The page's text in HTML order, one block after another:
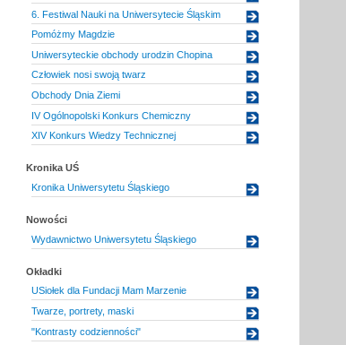
6. Festiwal Nauki na Uniwersytecie Śląskim
Pomóżmy Magdzie
Uniwersyteckie obchody urodzin Chopina
Człowiek nosi swoją twarz
Obchody Dnia Ziemi
IV Ogólnopolski Konkurs Chemiczny
XIV Konkurs Wiedzy Technicznej
Kronika UŚ
Kronika Uniwersytetu Śląskiego
Nowości
Wydawnictwo Uniwersytetu Śląskiego
Okładki
USiołek dla Fundacji Mam Marzenie
Twarze, portrety, maski
"Kontrasty codzienności"